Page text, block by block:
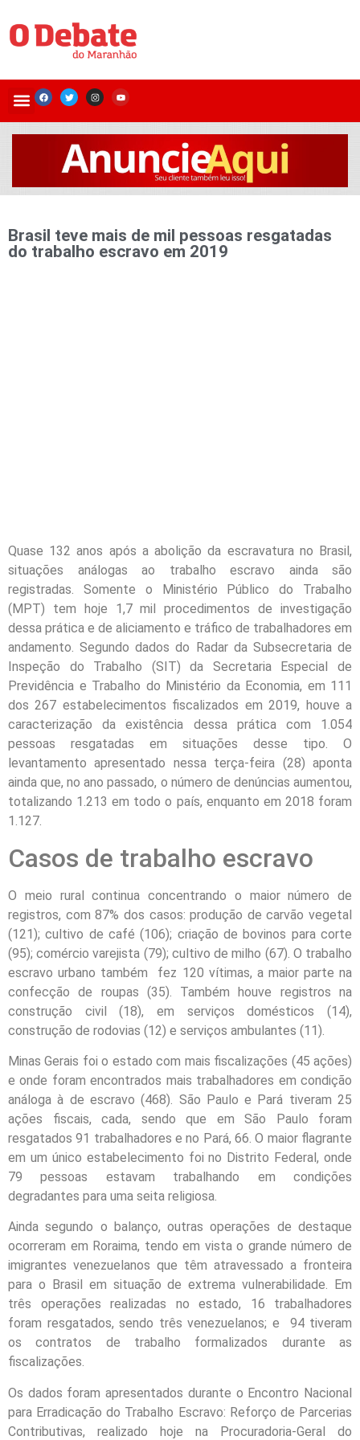
Brasil teve mais de mil pessoas resgatadas
do trabalho escravo em 2019
Quase 132 anos após a abolição da escravatura no Brasil,
situações análogas ao trabalho escravo ainda são
registradas. Somente o Ministério Público do Trabalho
(MPT) tem hoje 1,7 mil procedimentos de investigação
dessa prática e de aliciamento e tráfico de trabalhadores em
andamento. Segundo dados do Radar da Subsecretaria de
Inspeção do Trabalho (SIT) da Secretaria Especial de
Previdência e Trabalho do Ministério da Economia, em 111
dos 267 estabelecimentos fiscalizados em 2019, houve a
caracterização da existência dessa prática com 1.054
pessoas resgatadas em situações desse tipo. O
levantamento apresentado nessa terça-feira (28) aponta
ainda que, no ano passado, o número de denúncias aumentou,
totalizando 1.213 em todo o país, enquanto em 2018 foram
1.127.
Casos de trabalho escravo
O meio rural continua concentrando o maior número de
registros, com 87% dos casos: produção de carvão vegetal
(121); cultivo de café (106); criação de bovinos para corte
(95); comércio varejista (79); cultivo de milho (67). O trabalho
escravo urbano também fez 120 vítimas, a maior parte na
confecção de roupas (35). Também houve registros na
construção civil (18), em serviços domésticos (14),
construção de rodovias (12) e serviços ambulantes (11).
Minas Gerais foi o estado com mais fiscalizações (45 ações)
e onde foram encontrados mais trabalhadores em condição
análoga à de escravo (468). São Paulo e Pará tiveram 25
ações fiscais, cada, sendo que em São Paulo foram
resgatados 91 trabalhadores e no Pará, 66. O maior flagrante
em um único estabelecimento foi no Distrito Federal, onde
79 pessoas estavam trabalhando em condições
degradantes para uma seita religiosa.
Ainda segundo o balanço, outras operações de destaque
ocorreram em Roraima, tendo em vista o grande número de
imigrantes venezuelanos que têm atravessado a fronteira
para o Brasil em situação de extrema vulnerabilidade. Em
três operações realizadas no estado, 16 trabalhadores
foram resgatados, sendo três venezuelanos; e 94 tiveram
os contratos de trabalho formalizados durante as
fiscalizações.
Os dados foram apresentados durante o Encontro Nacional
para Erradicação do Trabalho Escravo: Reforço de Parcerias
Contributivas, realizado hoje na Procuradoria-Geral do